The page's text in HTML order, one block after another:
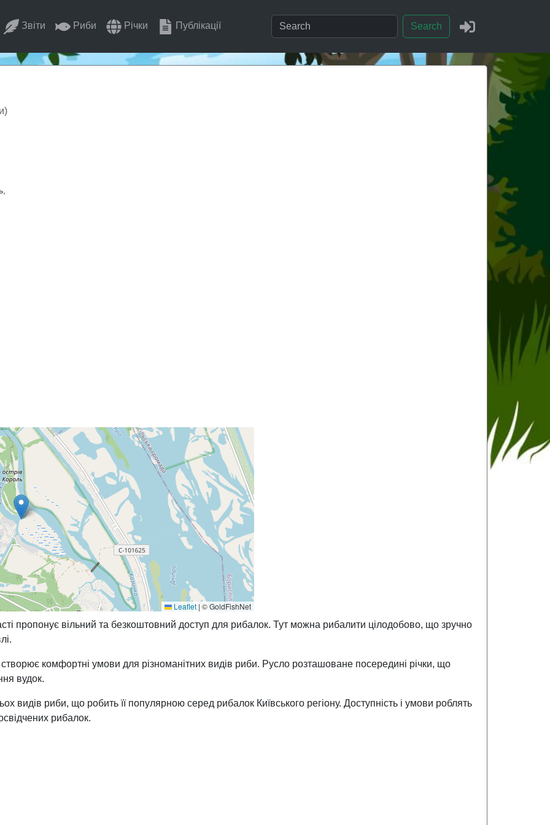
Звіти Риби Річки Публікації Search
Leaflet | © GoldFishNet
пропонує вільний та безкоштовний доступ для рибалок. Тут можна рибалити цілодобово, що зручно
комфортні умови для різноманітних видів риби. Русло розташоване посередині річки, що
вудок.
видів риби, що робить її популярною серед рибалок Київського регіону. Доступність і умови роблять
рибалок.